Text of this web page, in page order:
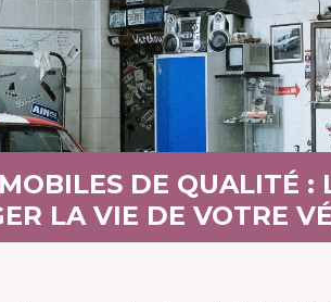
DE QUALITÉ :
LA VIE DE VOTRE